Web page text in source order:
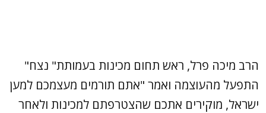
הרב מיכה פרל, ראש תחום מכינות בעמותת" נצח"
התפעל מהעוצמה ואמר "אתם תורמים מעצמכם למען
ישראל, מוקירים אתכם שהצטרפתם למכינות ולאחר